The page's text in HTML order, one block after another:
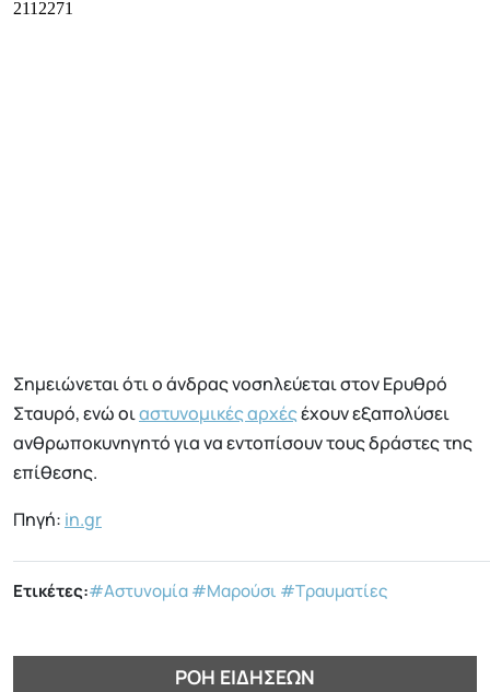
Σημειώνεται ότι ο άνδρας νοσηλεύεται στον Ερυθρό
Σταυρό, ενώ οιαστυνομικές αρχέςέχουν εξαπολύσει
ανθρωποκυνηγητό για να εντοπίσουν τους δράστες της
επίθεσης.
Πηγή: in.gr
Ετικέτες:#Αστυνομία#Μαρούσι #Τραυματίες
ΡΟΉ ΕΙΔΉΣΕΩΝ